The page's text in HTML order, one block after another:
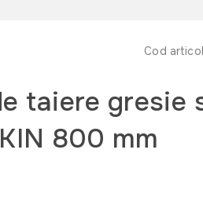
Cod
taiere gresie
800 mm